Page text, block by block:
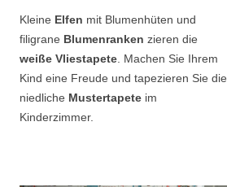
Kleine Elfen mit Blumenhüten und
filigrane Blumenranken zieren die
weiße Vliestapete. Machen Sie Ihrem
Kind eine Freude und tapezieren Sie die
niedliche Mustertapete im
Kinderzimmer.